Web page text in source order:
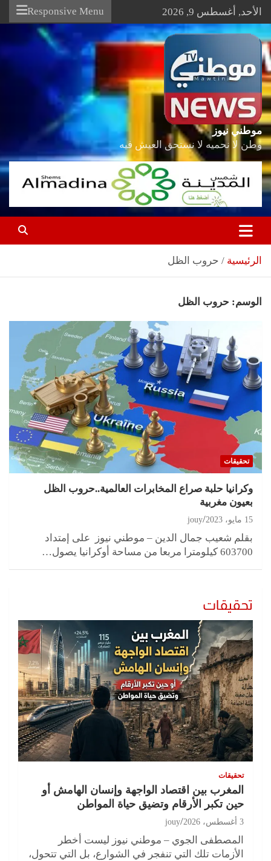
Skip
content
الأحد, أغسطس 9, 2026 Responsive Menu
موطني نيوز
وطن لا نحميه لا نستحق العيش فيه
الرئيسية حروب الظل
الوسم: حروب الظل
تحقيقات
وكرانيا حلبة صراع المخابرات العالمية..حروب الظل
بعيون مغربية
15 مايو، 2023 jouy
بقلم شعيب جمال الدين – موطني نيوز على إمتداد
603700 كيلومترا مربعا من مساحة أوكرانيا يصول…
تحقيقات
تحقيقات
المغرب بين اقتصاد الواجهة وإنسان الهامش أو
حين تكبر الأرقام وتضيق حياة المواطن
3 أغسطس، 2026 jouy
المصطفى الجوي – موطني نيوز ليست أخطر
الأزمات تلك التي تنفجر في الشوارع، بل التي تتحول،